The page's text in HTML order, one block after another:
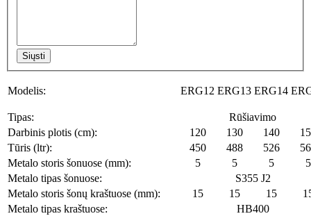
Siųsti
Modelis: ERG12 ERG13 ERG14
Tipas:
Rūšiavimo
Darbinis plotis (cm):
120 130 140
Tūris (ltr):
450 488 526
Metalo storis šonuose (mm):
5 5 5
5
Metalo tipas šonuose:
S355 J2
Metalo storis šonų kraštuose (mm):
15 15 15
Metalo tipas kraštuose:
HB400